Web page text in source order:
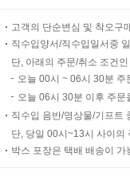
고객의 단순변심 및 착오구
직수입양서/직수입일서중
단, 아래의 주문/취소 조건
오늘 00시 ~ 06시 30분
오늘 06시 30분 이후 주
직수입 음반/영상물/기프트
단, 당일 00시~13시 사이의
박스 포장은 택배 배송이